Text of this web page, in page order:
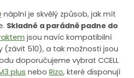
náplní je skvělý způsob, jak mít
Skladné a parádně padne do
jsou navíc kompatibilní
(závit 510), a tak možnosti jsou
doporučujeme vybrat CCELL
plus nebo Rizo, které disponují